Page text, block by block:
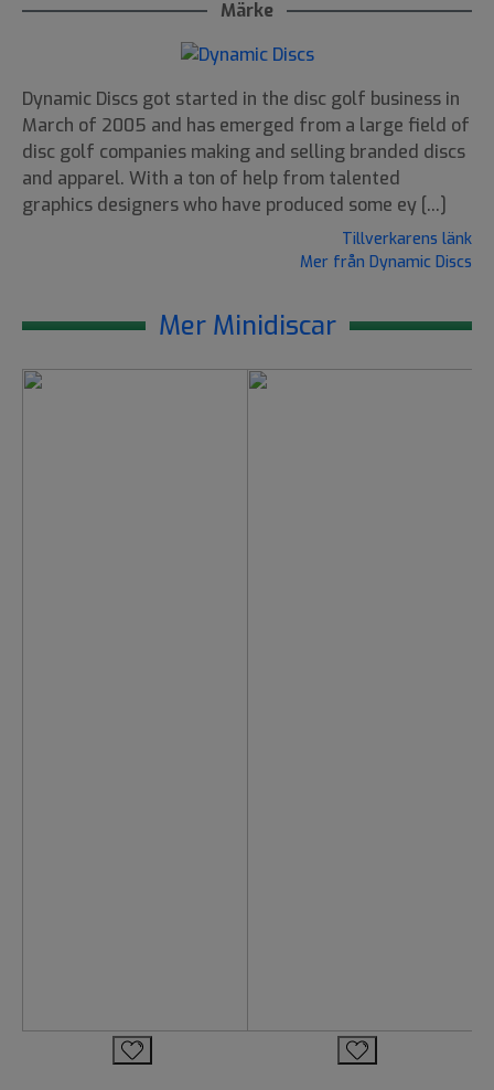
Märke
Dynamic Discs got started in the disc golf business in
March of 2005 and has emerged from a large field of
disc golf companies making and selling branded discs
and apparel. With a ton of help from talented
graphics designers who have produced some ey [...]
Tillverkarens länk
Mer från Dynamic Discs
Mer Minidiscar